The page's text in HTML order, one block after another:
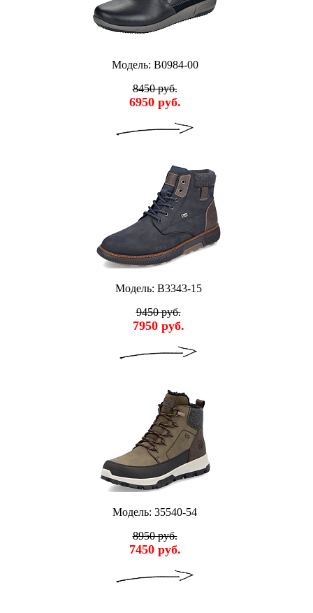
Модель: B0984-00
8450 руб.
6950 руб.
Модель: B3343-15
9450 руб.
7950 руб.
Модель: 35540-54
8950 руб.
7450 руб.